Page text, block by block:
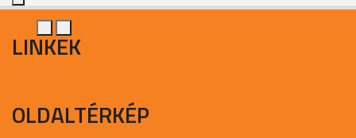
LINKEK
OLDALTÉRKÉP